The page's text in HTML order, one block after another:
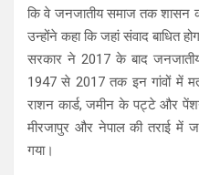
कि वे जनजातीय समाज तक शासन
उन्होंने कहा कि जहां संवाद बाधित
सरकार ने 2017 के बाद जनजातीय
1947 से 2017 तक इन गांवों में
राशन कार्ड, जमीन के पट्टे और
मीरजापुर और नेपाल की तराई में
गया।